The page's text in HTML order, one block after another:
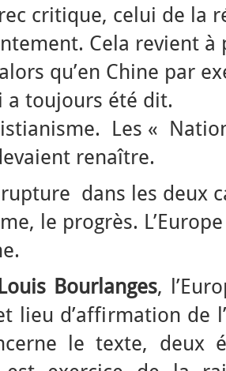
critique, celui de la
Cela revient à
qu’en Chine par
a toujours été dit.
Les «
renaître.
dans les deux
le progrès.
Louis Bourlanges,
lieu d’affirmation de
le texte, deux